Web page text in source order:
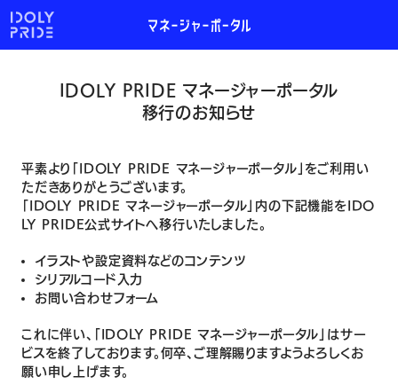
IDOLY PRIDE マネージャーポータル
移行のお知らせ
平素より「IDOLY PRIDE マネージャーポータル」をご利用い
ただきありがとうございます。
「IDOLY PRIDE マネージャーポータル」内の下記機能をIDO
LY PRIDE公式サイトへ移行いたしました。
イラストや設定資料などのコンテンツ
シリアルコード入力
お問い合わせフォーム
これに伴い、「IDOLY PRIDE マネージャーポータル」はサー
ビスを終了しております。何卒、ご理解賜りますようよろしくお
願い申し上げます。